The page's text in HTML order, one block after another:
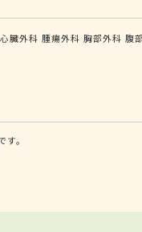
心臓外科 腫瘍外科 胸部外科 腹
。